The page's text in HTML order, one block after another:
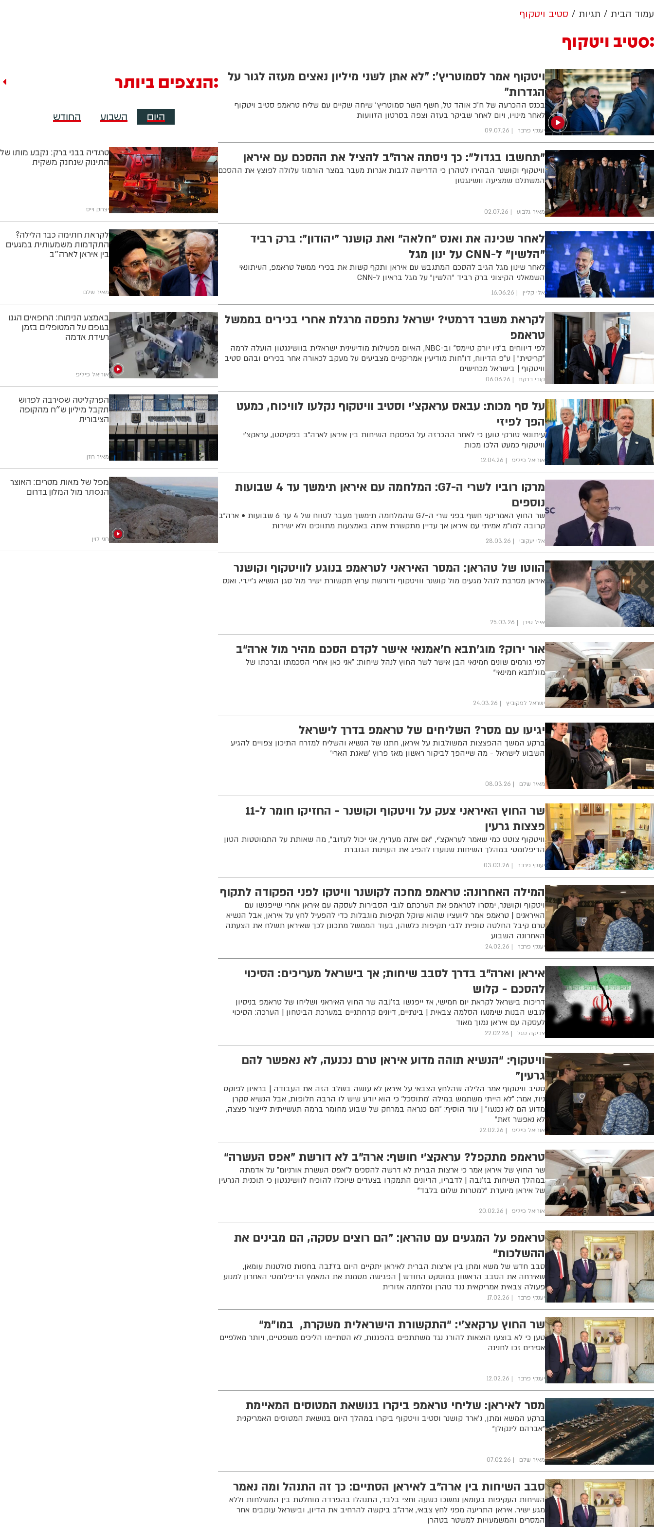
עמוד הבית תגיות סטיב ויטקוף
סטיב ויטקוף
ויטקוף אמר לסמוטריץ׳: ״לא אתן לשני מיליון נאצים מעזה לגור על
הגדרות״
בכנס ההכרעה של ח״כ אוהד טל, חשף השר סמוטריץ׳ שיחה שקיים עם שליח טראמפ סטיב ויטקוף
לאחר מינויו, ויום לאחר שביקר בעזה וצפה בסרטון הזוועות
יענקי פרבר 09.07.26
"תחשבו בגדול": כך ניסתה ארה"ב להציל את ההסכם עם איראן
וויטקוף וקושנר הבהירו לטהרן כי הדרישה לגבות אגרות מעבר במצר הורמוז עלולה לפוצץ את ההסכם
המשתלם שמציעה וושינגטון
מאיר גלבוע 02.07.26
לאחר שכינה את ואנס "חלאה" ואת קושנר "יהודון": ברק רביד
"הלשין" ל-CNN על ינון מגל
לאחר שינון מגל הגיב להסכם המתגבש עם איראן ותקף קשות את בכירי ממשל טראמפ, העיתונאי
השמאלני הקיצוני ברק רביד "הלשין" על מגל בראיון ל-CNN
אלי קליין 16.06.26
לקראת משבר דרמטי? ישראל נתפסה מרגלת אחרי בכירים בממשל
טראמפ
לפי דיווחים ב"ניו יורק טיימס" וב-NBC, האיום מפעילות מודיעינית ישראלית בוושינגטון הועלה לרמה
"קריטית" | ע"פ הדיווח, דו"חות מודיעין אמריקניים מצביעים על מעקב לכאורה אחר בכירים ובהם סטיב
וויטקוף | בישראל מכחישים
קובי ברקת 06.06.26
על סף מכות: עבאס עראקצ'י וסטיב וויטקוף נקלעו לוויכוח, כמעט
הפך לפיזי
עיתונאי טורקי טוען כי לאחר ההכרזה על הפסקת השיחות בין איראן לארה"ב בפקיסטן, עראקצ'י
וויטקוף כמעט הלכו מכות
אוריאל פיליפ 12.04.26
מרקו רוביו לשרי ה-G7: המלחמה עם איראן תימשך עד 4 שבועות
נוספים
שר החוץ האמריקני חשף בפני שרי ה-G7 שהמלחמה תימשך מעבר לטווח של 4 עד 6 שבועות • ארה"ב
קרובה למו"מ אמיתי עם איראן אך עדיין מתקשרת איתה באמצעות מתווכים ולא ישירות
אלי יעקובי 28.03.26
הווטו של טהראן: המסר האיראני לטראמפ בנוגע לוויטקוף וקושנר
איראן מסרבת לנהל מגעים מול קושנר ווויטקוף ודורשת ערוץ תקשורת ישיר מול סגן הנשיא ג'יי.די. ואנס
אייל טירן 25.03.26
אור ירוק? מוג'תבא ח'אמנאי אישר לקדם הסכם מהיר מול ארה"ב
לפי גורמים שונים חמינאי הבן אישר לשר החוץ לנהל שיחות: "אני כאן אחרי הסכמתו וברכתו של
מוג'תבא חמינאי"
ישראל לפקוביץ 24.03.26
יגיעו עם מסר? השליחים של טראמפ בדרך לישראל
ברקע המשך ההפצצות המשולבות על איראן, חתנו של הנשיא והשליח למזרח התיכון צפויים להגיע
השבוע לישראל - מה שייהפך לביקור ראשון מאז פרוץ 'שאגת הארי'
מאיר שלם 08.03.26
שר החוץ האיראני צעק על וויטקוף וקושנר - החזיקו חומר ל-11
פצצות גרעין
וויטקוף צוטט כמי שאמר לעראקצ'י, "אם אתה מעדיף, אני יכול לעזוב", מה שאותת על התמוטטות הטון
הדיפלומטי במהלך השיחות שנועדו להפיג את העוינות הגוברת
יענקי פרבר 03.03.26
המילה האחרונה: טראמפ מחכה לקושנר וויטקו לפני הפקודה לתקוף
ויטקוף וקושנר, ימסרו לטראמפ את הערכתם לגבי הסבירות לעסקה עם איראן אחרי שייפגשו עם
האיראנים | טראמפ אמר ליועציו שהוא שוקל תקיפות מוגבלות כדי להפעיל לחץ על איראן, אבל הנשיא
טרם קיבל החלטה סופית לגבי תקיפות כלשהן, בעוד הממשל מתכונן לכך שאיראן תשלח את הצעתה
האחרונה השבוע
יענקי פרבר 24.02.26
איראן וארה"ב בדרך לסבב שיחות; אך בישראל מעריכים: הסיכוי
להסכם - קלוש
דריכות בישראל לקראת יום חמישי, אז ייפגשו בז'נבה שר החוץ האיראני ושליחו של טראמפ בניסיון
לגבש הבנות שימנעו הסלמה צבאית | בינתיים, דיונים קדחתניים במערכת הביטחון | הערכה: הסיכוי
לעסקה עם איראן נמוך מאוד
צביקה סגל 22.02.26
וויטקוף: "הנשיא תוהה מדוע איראן טרם נכנעה, לא נאפשר להם
גרעין"
סטיב וויטקוף אמר הלילה שהלחץ הצבאי על איראן לא עושה בשלב הזה את העבודה | בראיון לפוקס
ניוז, אמר: "לא הייתי משתמש במילה 'מתוסכל' כי הוא יודע שיש לו הרבה חלופות, אבל הנשיא סקרן
מדוע הם לא נכנעו" | עוד הוסיף: "הם כנראה במרחק של שבוע מחומר ברמה תעשייתית לייצור פצצה,
לא נאפשר זאת"
אוריאל פיליפ 22.02.26
טראמפ מתקפל? עראקצ'י חושף: ארה"ב לא דורשת "אפס העשרה"
שר החוץ של איראן אמר כי ארצות הברית לא דרשה להסכים ל"אפס העשרת אורניום" על אדמתה
במהלך השיחות בז'נבה | לדבריו, הדיונים התמקדו בצעדים שיוכלו להוכיח לוושינגטון כי תוכנית הגרעין
של איראן מיועדת "למטרות שלום בלבד"
אוריאל פיליפ 20.02.26
טראמפ על המגעים עם טהראן: "הם רוצים עסקה, הם מבינים את
ההשלכות"
סבב חדש של משא ומתן בין ארצות הברית לאיראן יתקיים היום בז'נבה בחסות סולטנות עומאן,
שאירחה את הסבב הראשון במוסקט החודש | הפגישה מסמנת את המאמץ הדיפלומטי האחרון למנוע
פעולה צבאית אמריקאית נגד טהרן ומלחמה אזורית
יענקי פרבר 17.02.26
שר החוץ ערקאצ'י: "התקשורת הישראלית משקרת, במו"מ"
טען כי לא בוצעו הוצאות להורג נגד משתתפים בהפגנות, לא הסתיימו הליכים משפטיים, ויותר מאלפיים
אסירים זכו לחנינה
יענקי פרבר 12.02.26
מסר לאיראן: שליחי טראמפ ביקרו בנושאת המטוסים המאיימת
ברקע המשא ומתן, ג'ארד קושנר וסטיב וויטקוף ביקרו במהלך היום בנושאת המטוסים האמריקנית
"אברהם לינקולן"
מאיר שלם 07.02.26
סבב השיחות בין ארה"ב לאיראן הסתיים: כך זה התנהל ומה נאמר
השיחות העקיפות בעומאן נמשכו כשעה וחצי בלבד, התנהלו בהפרדה מוחלטת בין המשלחות וללא
מגע ישיר. איראן התריעה מפני לחץ צבאי, ארה"ב ביקשה להרחיב את הדיון, ובישראל עוקבים אחר
המסרים והמשמעויות למשטר בטהרן
הנצפים ביותר
היום השבוע החודש
טרגדיה בבני ברק: נקבע מותו של
התינוק שנחנק משקית
יצחק וייס
לקראת חתימה כבר הלילה?
התקדמות משמעותית במגעים
בין איראן לארה"ב
מאיר שלם
באמצע הניתוח: הרופאים הגנו
בגופם על המטופלים בזמן
רעידת אדמה
אוריאל פיליפ
הפרקליטה שסירבה לפרוש
תקבל מיליון ש"ח מהקופה
הציבורית
מאיר רוזן
מפל של מאות מטרים: האוצר
הנסתר מול המלון בדרום
חני לוין